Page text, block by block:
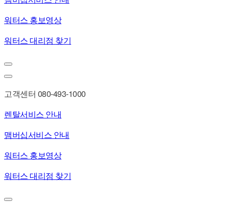
워터스 홍보영상
워터스 대리점 찾기
고객센터 080-493-1000
렌탈서비스 안내
맴버십서비스 안내
워터스 홍보영상
워터스 대리점 찾기